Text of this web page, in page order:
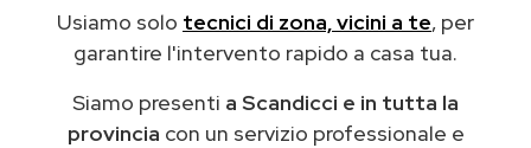
Usiamo solo tecnici di zona, vicini a te, per
garantire l'intervento rapido a casa tua.
Siamo presenti a Scandicci e in tutta la
provincia con un servizio professionale e